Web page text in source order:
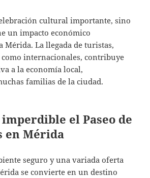
cultural importante, sino
un impacto económico
Mérida. La llegada de turistas,
internacionales, contribuye
a la economía local,
familias de la ciudad.
el Paseo de
en Mérida
seguro y una variada oferta
se convierte en un destino